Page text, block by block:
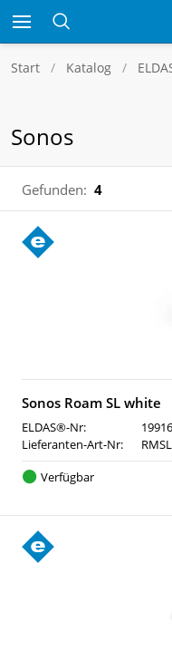
Start Katalog
Sonos
Gefunden: 4
Sonos Roam SL white
ELDAS®-Nr:
Lieferanten-Art-Nr:
Verfügbar